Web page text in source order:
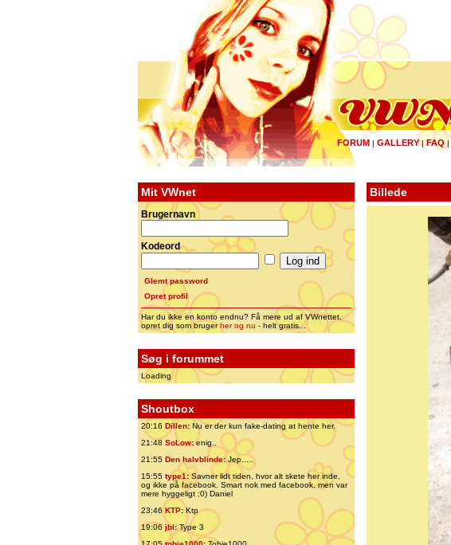
FORUM | GALLERY|FAQ |
Mit VWnet
Brugernavn
Kodeord
Glemt password
Opret profil
Har du ikke en konto endnu? Få mere ud af VWnettet,
opret dig som brugerher og nu - helt gratis...
Søg i forummet
Loading
Shoutbox
20:16 Dillen: Nu er der kun fake-dating at hente her.
21:48 SoLow:enig..
21:55 Den halvblinde:Jep.....
15:55 type1:Savner lidt tiden, hvor alt skete her inde,
og ikke på facebook. Smart nok med facebook, men var
mere hyggeligt ;0) Daniel
23:46 KTP:Ktp
19:06jbl:Type 3
Billede